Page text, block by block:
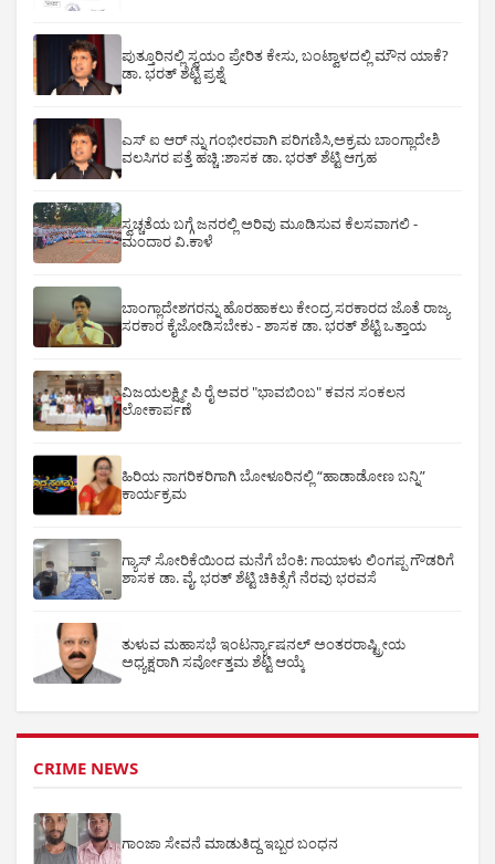
ಪುತ್ತೂರಿನಲ್ಲಿ ಸ್ವಯಂ ಪ್ರೇರಿತ ಕೇಸು, ಬಂಟ್ವಾಳದಲ್ಲಿ ಮೌನ ಯಾಕೆ?
ಡಾ. ಭರತ್ ಶೆಟ್ಟಿ ಪ್ರಶ್ನೆ
ಎಸ್ ಐ ಆರ್ ನ್ನು ಗಂಭೀರವಾಗಿ ಪರಿಗಣಿಸಿ,ಅಕ್ರಮ ಬಾಂಗ್ಲಾದೇಶಿ
ವಲಸಿಗರ ಪತ್ತೆ ಹಚ್ಚಿ :ಶಾಸಕ ಡಾ. ಭರತ್ ಶೆಟ್ಟಿ ಆಗ್ರಹ
ಸ್ವಚ್ಚತೆಯ ಬಗ್ಗೆ ಜನರಲ್ಲಿ ಅರಿವು ಮೂಡಿಸುವ ಕೆಲಸವಾಗಲಿ -
ಮಂದಾರ ವಿ.ಕಾಳೆ
ಬಾಂಗ್ಲಾದೇಶಗರನ್ನು ಹೊರಹಾಕಲು ಕೇಂದ್ರ ಸರಕಾರದ ಜೊತೆ ರಾಜ್ಯ
ಸರಕಾರ ಕೈಜೋಡಿಸಬೇಕು - ಶಾಸಕ ಡಾ. ಭರತ್ ಶೆಟ್ಟಿ ಒತ್ತಾಯ
ವಿಜಯಲಕ್ಷ್ಮೀ ಪಿ ರೈ ಅವರ "ಭಾವಬಿಂಬ" ಕವನ ಸಂಕಲನ
ಲೋಕಾರ್ಪಣೆ
ಹಿರಿಯ ನಾಗರಿಕರಿಗಾಗಿ ಬೋಳೂರಿನಲ್ಲಿ “ಹಾಡಾಡೋಣ ಬನ್ನಿ”
ಕಾರ್ಯಕ್ರಮ
ಗ್ಯಾಸ್ ಸೋರಿಕೆಯಿಂದ ಮನೆಗೆ ಬೆಂಕಿ: ಗಾಯಾಳು ಲಿಂಗಪ್ಪ ಗೌಡರಿಗೆ
ಶಾಸಕ ಡಾ. ವೈ. ಭರತ್ ಶೆಟ್ಟಿ ಚಿಕಿತ್ಸೆಗೆ ನೆರವು ಭರವಸೆ
ತುಳುವ ಮಹಾಸಭೆ ಇಂಟರ್ನ್ಯಾಷನಲ್ ಅಂತರರಾಷ್ಟ್ರೀಯ
ಅಧ್ಯಕ್ಷರಾಗಿ ಸರ್ವೋತ್ತಮ ಶೆಟ್ಟಿ ಆಯ್ಕೆ
CRIME NEWS
ಗಾಂಜಾ ಸೇವನೆ ಮಾಡುತಿದ್ದ ಇಬ್ಬರ ಬಂಧನ